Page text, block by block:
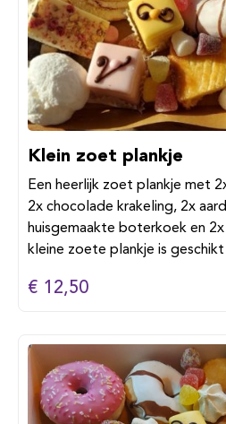
Klein zoet plankje
Een heerlijk zoet plankje met
2x chocolade krakeling, 2x
huisgemaakte boterkoek en
kleine zoete plankje is
€ 12,50